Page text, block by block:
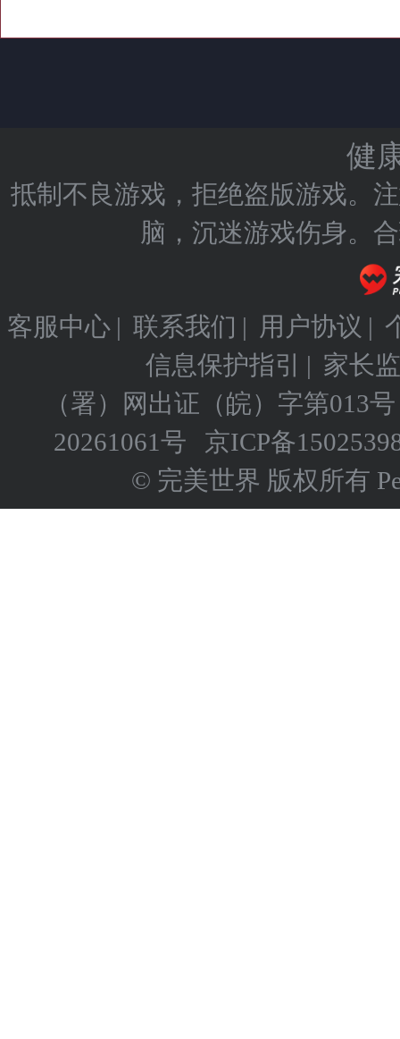
健
抵制不良游戏，拒绝盗版游戏。
脑，沉迷游戏伤身。
客服中心 | 联系我们 | 用户协议 |
信息保护指引
| 家长
（署）网出证（皖）字第013号
20261061号
京ICP备
© 完美世界 版权所有